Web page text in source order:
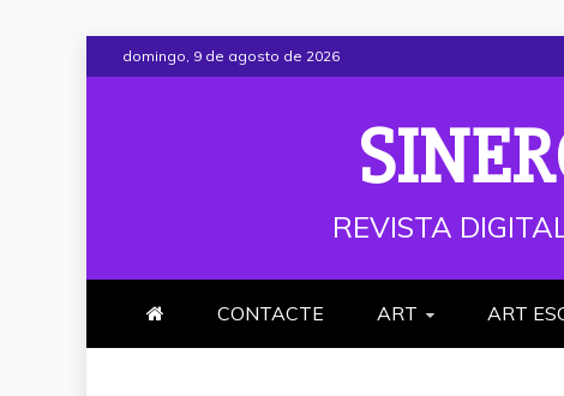
Saltar
al
domingo, 9 de agosto de 2026
REVISTA
CONTACTE ART ART